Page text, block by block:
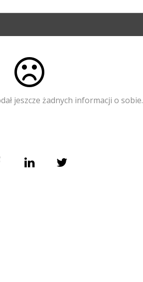
jeszcze żadnych informacji o sobie.